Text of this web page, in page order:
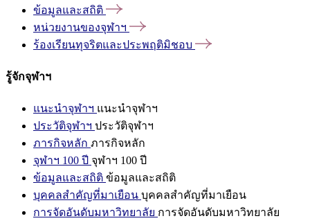
ข้อมูลและสถิติ
หน่วยงานของจุฬาฯ
ร้องเรียนทุจริตและประพฤติมิชอบ
รู้จักจุฬาฯ
แนะนำจุฬาฯ แนะนำจุฬาฯ
ประวัติจุฬาฯ ประวัติจุฬาฯ
ภารกิจหลัก ภารกิจหลัก
จุฬาฯ 100 ปี จุฬาฯ 100 ปี
ข้อมูลและสถิติ ข้อมูลและสถิติ
บุคคลสำคัญที่มาเยือน บุคคลสำคัญที่มาเยือน
การจัดอันดับมหาวิทยาลัย การจัดอันดับมหาวิทยาลัย